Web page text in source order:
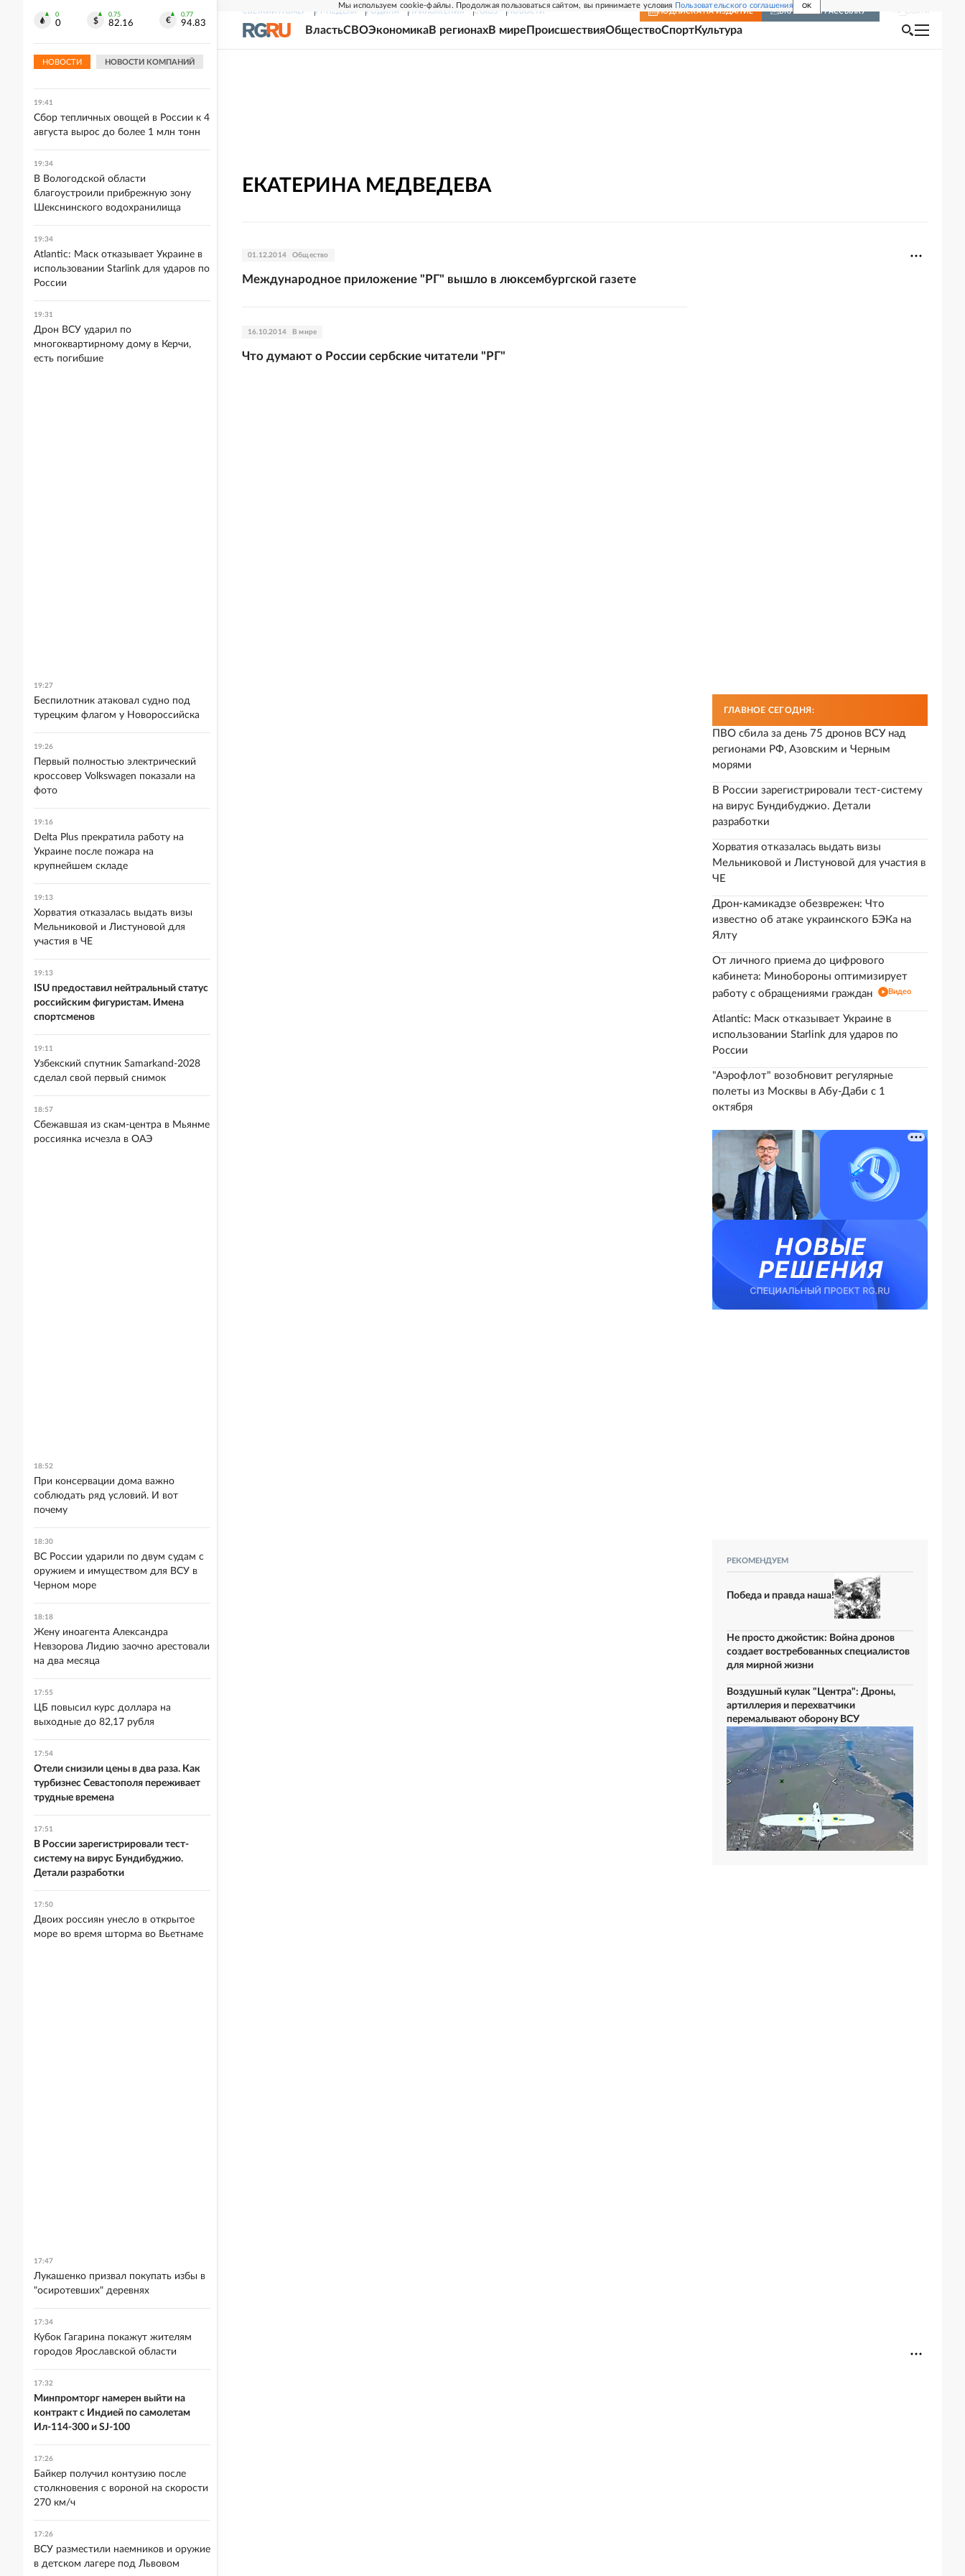
Мы используем cookie-файлы. Продолжая пользоваться сайтом, вы принимаете условия Пользовательского соглашения OK
СВЕЖИЙ НОМЕР РГ-НЕДЕЛЯ РОДИНА ПРИЛОЖЕНИЯ СОЮЗ НОВОСТИ ПОДПИСКА НА ИЗДАНИЕ ВКЛЮЧИТЬ РАССЫЛКУ
ВластьСВОЭкономикаВ регионахВ мире ПроисшествияОбществоСпортКультура
ЕКАТЕРИНА МЕДВЕДЕВА
01.12.2014 Общество
Международное приложение "РГ" вышло в люксембургской газете
16.10.2014 В мире
Что думают о России сербские читатели "РГ"
ГЛАВНОЕ СЕГОДНЯ:
ПВО сбила за день 75 дронов ВСУ над
регионами РФ, Азовским и Черным
морями
В России зарегистрировали тест-систему
на вирус Бундибуджио. Детали
разработки
Хорватия отказалась выдать визы
Мельниковой и Листуновой для участия в
ЧЕ
Дрон-камикадзе обезврежен: Что
известно об атаке украинского БЭКа на
Ялту
От личного приема до цифрового
кабинета: Минобороны оптимизирует
работу с обращениями граждан
Видео
Atlantic: Маск отказывает Украине в
использовании Starlink для ударов по
России
"Аэрофлот" возобновит регулярные
полеты из Москвы в Абу-Даби с 1
октября
РЕКОМЕНДУЕМ
Победа и правда наша!
Не просто джойстик: Война дронов
создает востребованных специалистов
для мирной жизни
Воздушный кулак "Центра": Дроны,
артиллерия и перехватчики
перемалывают оборону ВСУ
0
0
0.75
82.16
0.77
94.83
НОВОСТИ НОВОСТИ КОМПАНИЙ
"кроличьей лихорадкой"
До конца 2026 года в Мурманске
снесут 50 аварийных домов
19:41
Сбор тепличных овощей в России к 4
августа вырос до более 1 млн тонн
19:34
В Вологодской области
благоустроили прибрежную зону
Шекснинского водохранилища
19:34
Atlantic: Маск отказывает Украине в
использовании Starlink для ударов по
России
19:31
Дрон ВСУ ударил по
многоквартирному дому в Керчи,
есть погибшие
19:27
Беспилотник атаковал судно под
турецким флагом у Новороссийска
19:26
Первый полностью электрический
кроссовер Volkswagen показали на
фото
19:16
Delta Plus прекратила работу на
Украине после пожара на
крупнейшем складе
19:13
Хорватия отказалась выдать визы
Мельниковой и Листуновой для
участия в ЧЕ
19:13
ISU предоставил нейтральный статус
российским фигуристам. Имена
спортсменов
19:11
Узбекский спутник Samarkand-2028
сделал свой первый снимок
18:57
Сбежавшая из скам-центра в Мьянме
россиянка исчезла в ОАЭ
18:52
При консервации дома важно
соблюдать ряд условий. И вот
почему
18:30
ВС России ударили по двум судам с
оружием и имуществом для ВСУ в
Черном море
18:18
Жену иноагента Александра
Невзорова Лидию заочно арестовали
на два месяца
17:55
ЦБ повысил курс доллара на
выходные до 82,17 рубля
17:54
Отели снизили цены в два раза. Как
турбизнес Севастополя переживает
трудные времена
17:51
В России зарегистрировали тест-
систему на вирус Бундибуджио.
Детали разработки
17:50
Двоих россиян унесло в открытое
море во время шторма во Вьетнаме
17:47
Лукашенко призвал покупать избы в
"осиротевших" деревнях
17:34
Кубок Гагарина покажут жителям
городов Ярославской области
17:32
Минпромторг намерен выйти на
контракт с Индией по самолетам
Ил-114-300 и SJ-100
17:26
Байкер получил контузию после
столкновения с вороной на скорости
270 км/ч
17:26
ВСУ разместили наемников и оружие
в детском лагере под Львовом